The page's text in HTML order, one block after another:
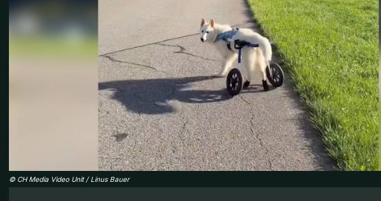
© CH Media Video Unit / Linus Bauer